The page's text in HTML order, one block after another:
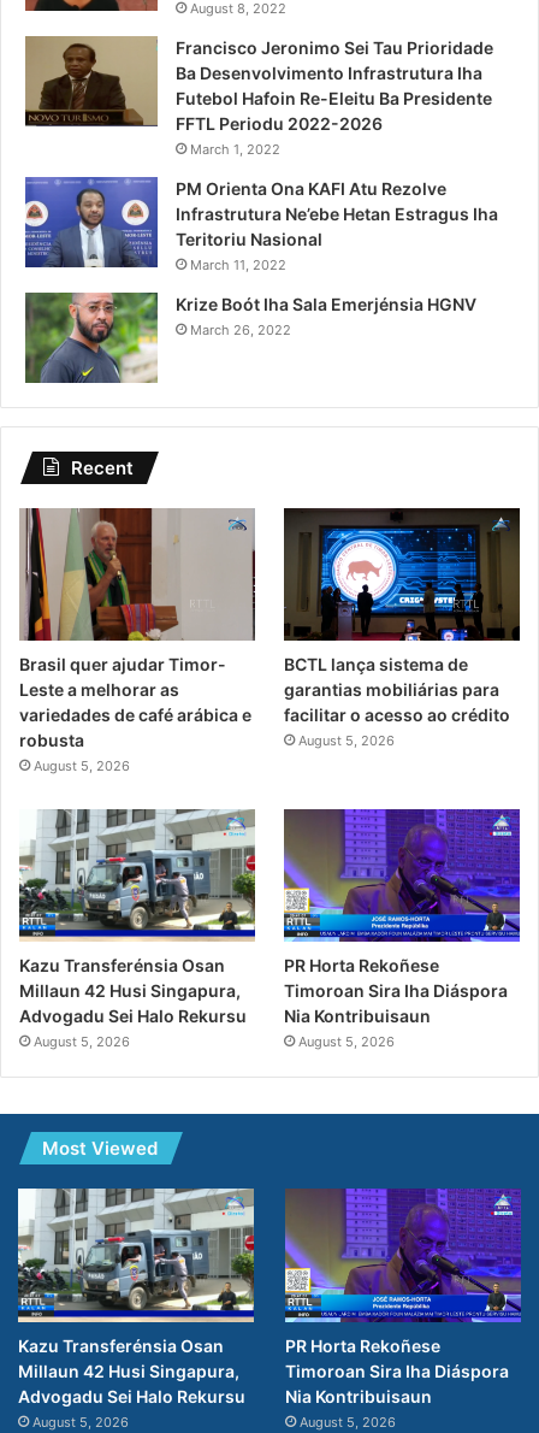
August 8, 2022
Francisco Jeronimo Sei Tau Prioridade
Ba Desenvolvimento Infrastrutura Iha
Futebol Hafoin Re-Eleitu Ba Presidente
FFTL Periodu 2022-2026
March 1, 2022
PM Orienta Ona KAFI Atu Rezolve
Infrastrutura Ne’ebe Hetan Estragus Iha
Teritoriu Nasional
March 11, 2022
Krize Boót Iha Sala Emerjénsia HGNV
March 26, 2022
Recent
Brasil quer ajudar Timor-
Leste a melhorar as
variedades de café arábica e
robusta
August 5, 2026
BCTL lança sistema de
garantias mobiliárias para
facilitar o acesso ao crédito
August 5, 2026
Kazu Transferénsia Osan
Millaun 42 Husi Singapura,
Advogadu Sei Halo Rekursu
August 5, 2026
PR Horta Rekoñese
Timoroan Sira Iha Diáspora
Nia Kontribuisaun
August 5, 2026
Most Viewed
Kazu Transferénsia Osan
Millaun 42 Husi Singapura,
Advogadu Sei Halo Rekursu
August 5, 2026
PR Horta Rekoñese
Timoroan Sira Iha Diáspora
Nia Kontribuisaun
August 5, 2026